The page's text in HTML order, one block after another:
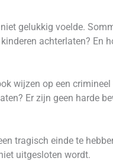
gelukkig voelde.
achterlaten? En
wijzen op een
Er zijn geen harde
tragisch einde te
uitgesloten wordt.